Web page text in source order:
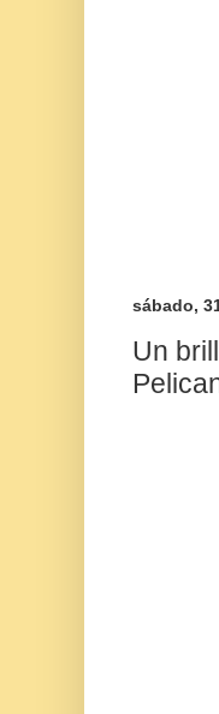
sábado,
Un